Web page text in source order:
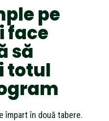
pe
face
să
totul
împart în două tabere.